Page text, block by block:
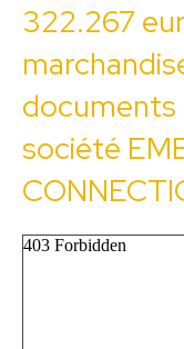
322.267
documents
société